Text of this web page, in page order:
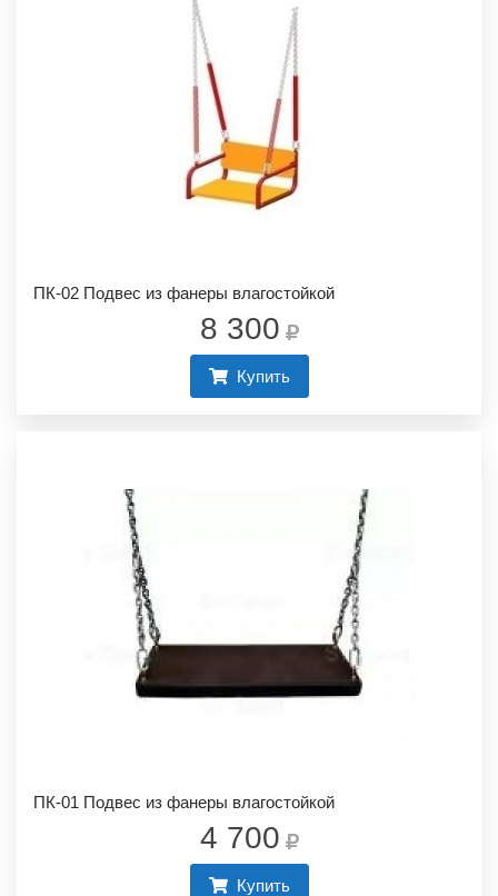
ПК-02 Подвес из фанеры влагостойкой
8 300
Купить
ПК-01 Подвес из фанеры влагостойкой
4 700
Купить